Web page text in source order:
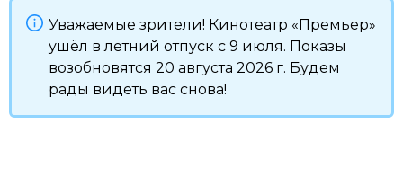
Уважаемые зрители! Кинотеатр «Премьер»
ушёл в летний отпуск с 9 июля. Показы
возобновятся 20 августа 2026 г. Будем
рады видеть вас снова!